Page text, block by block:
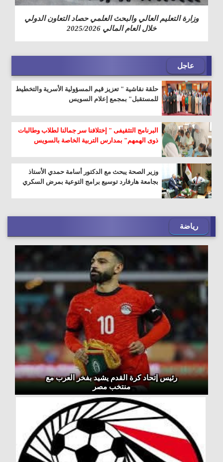
وزارة التعليم العالي والبحث العلمي حصاد التعاون الدولي
خلال العام المالي 2025/2026
عاجل
حلقة نقاشية " تعزيز قيم المسؤولية الأسرية والتخطيط
للمستقبل" بمجمع إعلام السويس
البرنامج التثقيفى " إختلافنا سر جمالنا لطلاب وطالبات
ذوى الهمهم" بمدارس التربية الخاصة بالسويس
وزير الصحة يبحث مع الدكتور أسامة حمدي الأستاذ
بجامعة هارفارد توسيع برامج التوعية بمرض السكري
رياضة
رئيس إتحاد كرة القدم يشيد بفخر العرب مع
منتخب مصر